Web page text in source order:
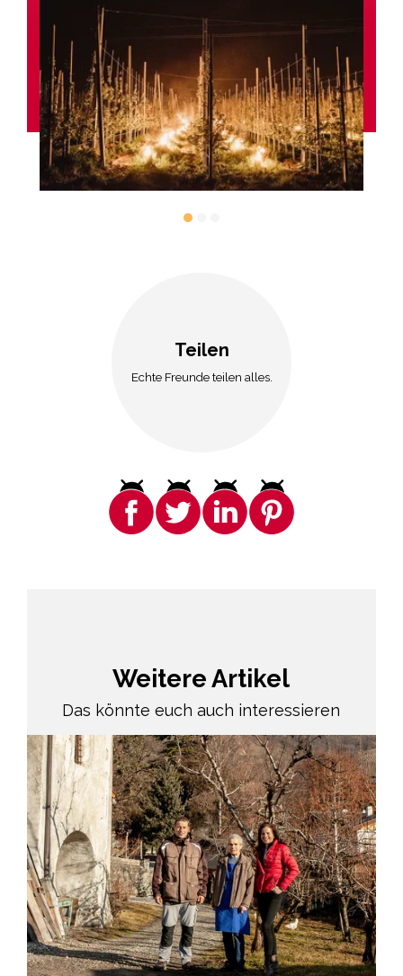
Teilen
Echte Freunde teilen alles.
Weitere Artikel
Das könnte euch auch interessieren